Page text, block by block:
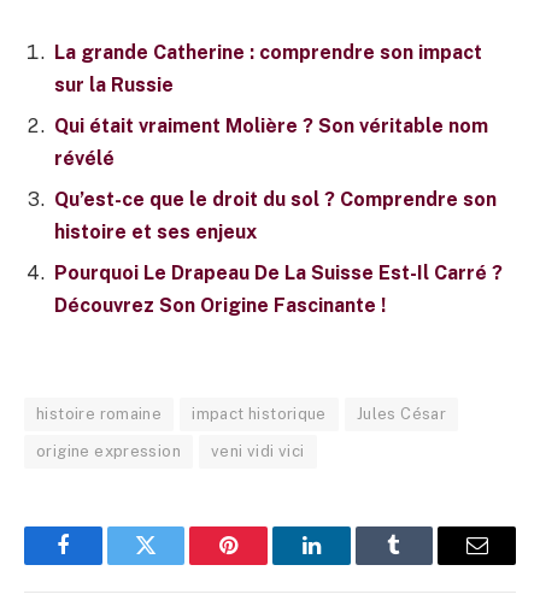
La grande Catherine : comprendre son impact
sur la Russie
Qui était vraiment Molière ? Son véritable nom
révélé
Qu’est-ce que le droit du sol ? Comprendre son
histoire et ses enjeux
Pourquoi Le Drapeau De La Suisse Est-Il Carré ?
Découvrez Son Origine Fascinante !
histoire romaine impact historique Jules César
origine expression veni vidi vici
FacebookTwitter Pinterest LinkedInTumblr
E-